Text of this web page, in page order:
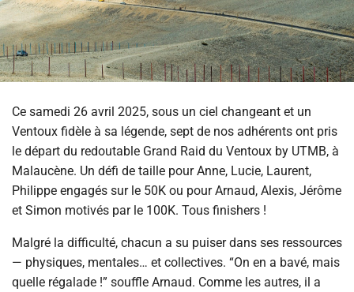
Ce samedi 26 avril 2025, sous un ciel changeant et un
Ventoux fidèle à sa légende, sept de nos adhérents ont pris
le départ du redoutable Grand Raid du Ventoux by UTMB, à
Malaucène. Un défi de taille pour Anne, Lucie, Laurent,
Philippe engagés sur le 50K ou pour Arnaud, Alexis, Jérôme
et Simon motivés par le 100K. Tous finishers !
Malgré la difficulté, chacun a su puiser dans ses ressources
— physiques, mentales… et collectives. “On en a bavé, mais
quelle régalade !” souffle Arnaud. Comme les autres, il a